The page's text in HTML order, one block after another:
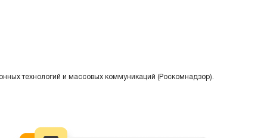
технологий и массовых коммуникаций (Роскомнадзор).